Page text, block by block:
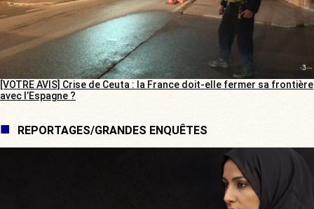
[VOTRE AVIS] Crise de Ceuta : la France doit-elle fermer sa frontière
avec l’Espagne ?
REPORTAGES/GRANDES ENQUÊTES